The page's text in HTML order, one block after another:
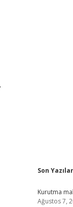
Son Yazılar
Kurutma
Ağustos 7,